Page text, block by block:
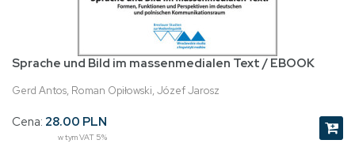
Sprache und Bild im massenmedialen Text / EBOOK
Gerd Antos, Roman Opiłowski, Józef Jarosz
Cena: 28.00 PLN
w tym VAT 5%